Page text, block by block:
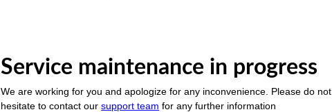
Service maintenance in progress
We are working for you and apologize for any inconvenience. Please do not
hesitate to contact oursupport team for any further information